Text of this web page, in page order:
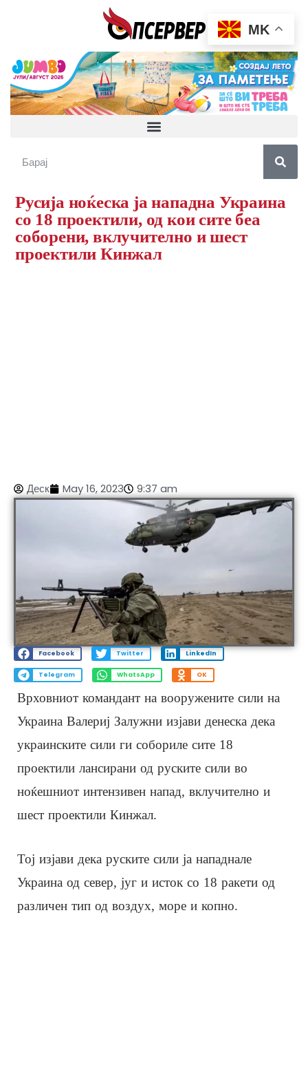
Русија ноќеска ја нападна Украина
со 18 проектили, од кои сите беа
соборени, вклучително и шест
проектили Кинжал
Деск May 16, 2023 9:37 am
Facebook Twitter LinkedIn
Telegram WhatsApp OK
Врховниот командант на вооружените сили на
Украина Валериј Залужни изјави денеска дека
украинските сили ги собориле сите 18
проектили лансирани од руските сили во
ноќешниот интензивен напад, вклучително и
шест проектили Кинжал.
Тој изјави дека руските сили ја нападнале
Украина од север, југ и исток со 18 ракети од
различен тип од воздух, море и копно.
MK